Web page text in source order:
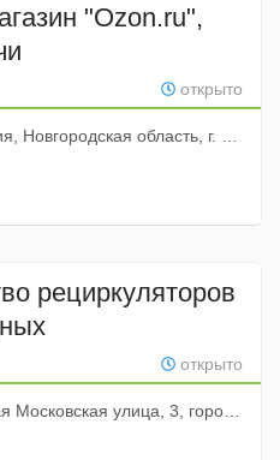
"Ozon.ru",
открыто
г. Великий Новгород, ул. Маловишерская, д. 1
рециркуляторов
открыто
Старая Купавна, Московская область, Россия